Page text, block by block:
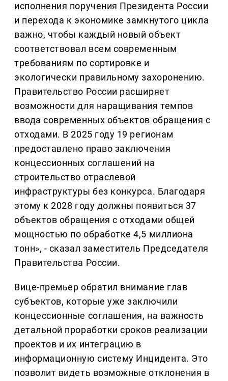
исполнения поручения Президента России
и перехода к экономике замкнутого цикла
важно, чтобы каждый новый объект
соответствовал всем современным
требованиям по сортировке и
экологически правильному захоронению.
Правительство России расширяет
возможности для наращивания темпов
ввода современных объектов обращения с
отходами. В 2025 году 19 регионам
предоставлено право заключения
концессионных соглашений на
строительство отраслевой
инфраструктуры без конкурса. Благодаря
этому к 2028 году должны появиться 37
объектов обращения с отходами общей
мощностью по обработке 4,5 миллиона
тонн», - сказал заместитель Председателя
Правительства России.
Вице-премьер обратил внимание глав
субъектов, которые уже заключили
концессионные соглашения, на важность
детальной проработки сроков реализации
проектов и их интеграцию в
информационную систему Инцидента. Это
позволит видеть возможные отклонения в